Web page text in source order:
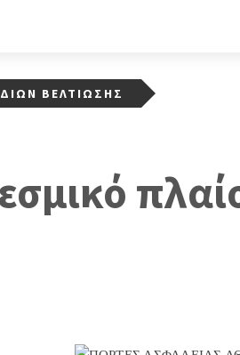
ΒΕΛΤΊΩΣΗΣ